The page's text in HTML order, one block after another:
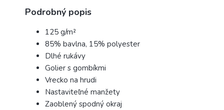
Podrobný popis
125 g/m²
85% bavlna, 15% polyester
Dlhé rukávy
Golier s gombíkmi
Vrecko na hrudi
Nastaviteľné manžety
Zaoblený spodný okraj